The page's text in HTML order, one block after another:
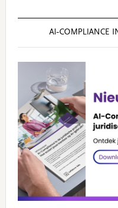
AI‑COMPLIANCE